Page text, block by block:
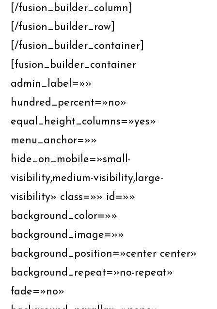
[/fusion_builder_column]
[/fusion_builder_row]
[/fusion_builder_container]
[fusion_builder_container
admin_label=»»
hundred_percent=»no»
equal_height_columns=»yes»
menu_anchor=»»
hide_on_mobile=»small-
visibility,medium-visibility,large-
visibility» class=»» id=»»
background_color=»»
background_image=»»
background_position=»center center»
background_repeat=»no-repeat»
fade=»no»